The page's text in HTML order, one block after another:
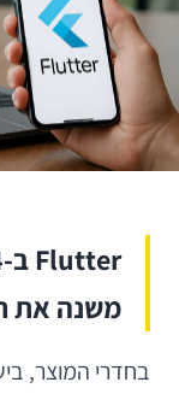
משנה את
בחדרי המוצר,